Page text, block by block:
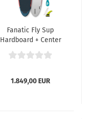
Fanatic Fly Sup
Hardboard + Center
Finne
1.849,00 EUR